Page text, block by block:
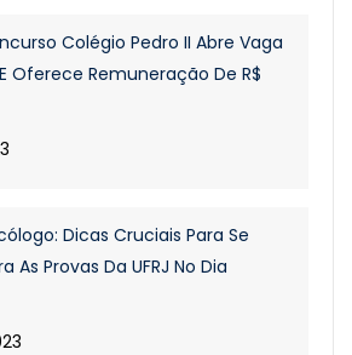
Colégio Pedro II Abre Vaga
Oferece Remuneração De R$
Dicas Cruciais Para Se
As Provas Da UFRJ No Dia